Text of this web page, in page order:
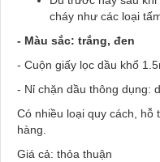
cháy như các loại
- Màu sắc: trắng, đen
- Cuộn giấy lọc dầu khổ
- Nỉ chặn dầu thông dụng:
Có nhiều loại quy cách, hỗ
hàng.
Giá cả: thỏa thuận